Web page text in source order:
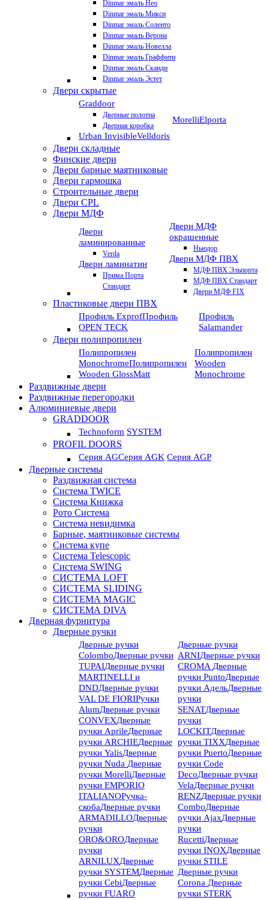
Dinmar эмаль Нео
Dinmar эмаль Микси
Dinmar эмаль Соленто
Dinmar эмаль Верона
Dinmar эмаль Новелла
Dinmar эмаль Граффити
Dinmar эмаль Сканди
Dinmar эмаль Эстет
Двери скрытые
Graddoor
Дверные полотна
Дверная коробка
Urban InvisibleVelldoris
MorelliElporta
Двери складные
Финские двери
Двери барные маятниковые
Двери гармошка
Строительные двери
Двери CРL
Двери МДФ
Двери
ламинированные
Verda
Двери ламинатин
Прима Порта
Стандарт
Двери МДФ
окрашенные
Ньюдор
Двери МДФ ПВХ
МДФ ПВХ Эльпорта
МДФ ПВХ Стандарт
Двери МДФ FIX
Пластиковые двери ПВХ
Профиль ExprofПрофиль
OPEN TECK
Профиль
Salamander
Двери полипропилен
Полипропилен
MonochromeПолипропилен
Wooden GlossMatt
Полипропилен
Wooden
Monochrome
Раздвижные двери
Раздвижные перегородки
Алюминиевые двери
GRADDOOR
Technoform SYSTEM
PROFIL DOORS
Серия AGСерия AGK Серия AGP
Дверные системы
Раздвижная система
Система TWICE
Система Книжка
Рото Система
Система невидимка
Барные, маятниковые системы
Система купе
Система Telescopic
Система SWING
СИСТЕМА LOFT
СИСТЕМА SLIDING
СИСТЕМА MAGIC
СИСТЕМА DIVA
Дверная фурнитура
Дверные ручки
Дверные ручки
ColomboДверные ручки
TUPAIДверные ручки
MARTINELLI и
DNDДверные ручки
VAL DE FIORIРучки
AlumДверные ручки
CONVEXДверные
ручки AprileДверные
ручки ARCHIEДверные
ручки YalisДверные
ручки Nuda Дверные
ручки MorelliДверные
ручки EMPORIO
ITALIANOРучка-
скобаДверные ручки
ARMADILLOДверные
ручки
ORO&OROДверные
ручки
ARNILUXДверные
ручки SYSTEMДверные
ручки CebiДверные
ручки FUARO
Дверные ручки
ARNIДверные ручки
CROMA Дверные
ручки PuntoДверные
ручки АдельДверные
ручки
SENATДверные
ручки
LOCKITДверные
ручки TIXXДверные
ручки PuertoДверные
ручки Code
DecoДверные ручки
VelaДверные ручки
RENZДверные ручки
ComboДверные
ручки AjaxДверные
ручки
RucettiДверные
ручки INOXДверные
ручки STILE
Дверные ручки
Corona Дверные
ручки STERK